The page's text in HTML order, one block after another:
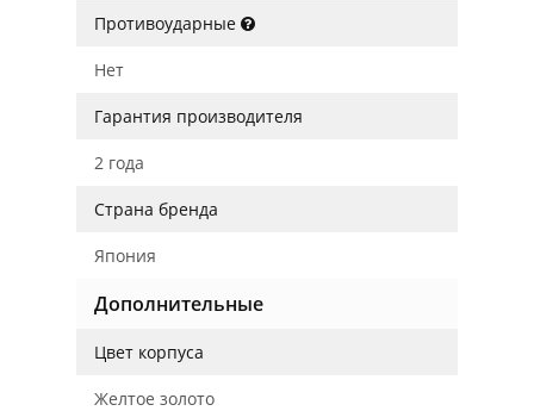
Противоударные
Нет
Гарантия производителя
2 года
Страна бренда
Япония
Дополнительные
Цвет корпуса
Желтое золото